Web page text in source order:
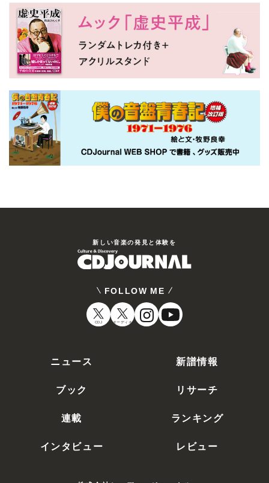
新しい⾳楽の発⾒と体験を
FOLLOW ME
CDJ オーディオ
ニュース
新譜情報
ブック
リサーチ
連載
ランキング
インタビュー
レビュー